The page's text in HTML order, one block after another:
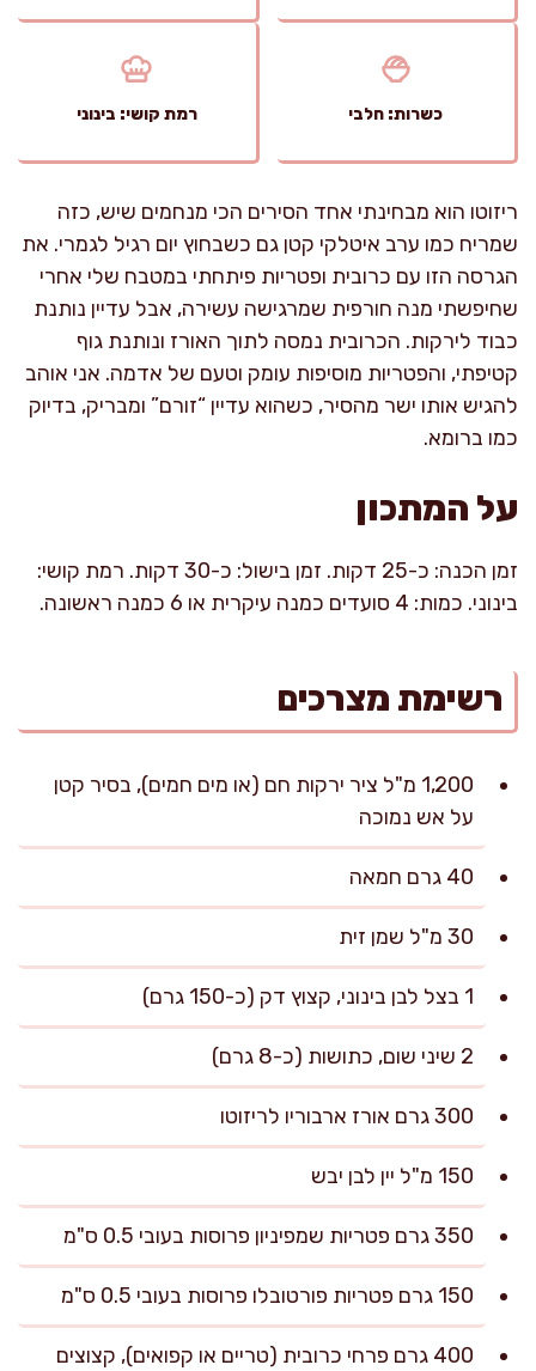
כשרות: חלבי רמת קושי: בינוני
ריזוטו הוא מבחינתי אחד הסירים הכי מנחמים שיש, כזה
שמריח כמו ערב איטלקי קטן גם כשבחוץ יום רגיל לגמרי. את
הגרסה הזו עם כרובית ופטריות פיתחתי במטבח שלי אחרי
שחיפשתי מנה חורפית שמרגישה עשירה, אבל עדיין נותנת
כבוד לירקות. הכרובית נמסה לתוך האורז ונותנת גוף
קטיפתי, והפטריות מוסיפות עומק וטעם של אדמה. אני אוהב
להגיש אותו ישר מהסיר, כשהוא עדיין “זורם” ומבריק, בדיוק
כמו ברומא.
על המתכון
זמן הכנה: כ-25 דקות. זמן בישול: כ-30 דקות. רמת קושי:
בינוני. כמות: 4 סועדים כמנה עיקרית או 6 כמנה ראשונה.
רשימת מצרכים
1,200 מ"ל ציר ירקות חם (או מים חמים), בסיר קטן
על אש נמוכה
40 גרם חמאה
30 מ"ל שמן זית
1 בצל לבן בינוני, קצוץ דק (כ-150 גרם)
2 שיני שום, כתושות (כ-8 גרם)
300 גרם אורז ארבוריו לריזוטו
150 מ"ל יין לבן יבש
350 גרם פטריות שמפיניון פרוסות בעובי 0.5 ס"מ
150 גרם פטריות פורטובלו פרוסות בעובי 0.5 ס"מ
400 גרם פרחי כרובית (טריים או קפואים), קצוצים